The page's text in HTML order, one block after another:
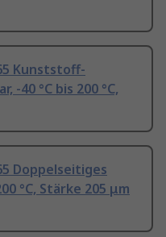
Kunststoff-
-40 °C bis 200 °C,
Doppelseitiges
°C, Stärke 205 μm